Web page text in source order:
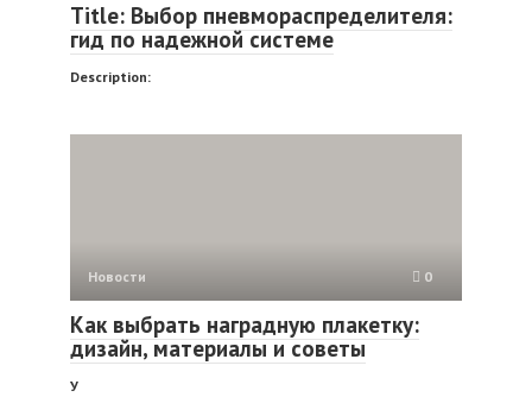
Title: Выбор пневмораспределителя:
гид по надежной системе
Description:
Новости 0
Как выбрать наградную плакетку:
дизайн, материалы и советы
У